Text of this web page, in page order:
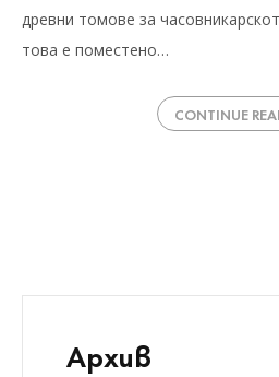
древни томове за
това е поместено…
CONTINUE
Архив